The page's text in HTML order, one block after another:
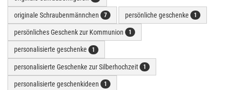
originale Schraubenmännchen 7 persönliche geschenke 1
persönliches Geschenk zur Kommunion 1
personalisierte geschenke 1
personalisierte Geschenke zur Silberhochzeit 1
personalisierte geschenkideen 1